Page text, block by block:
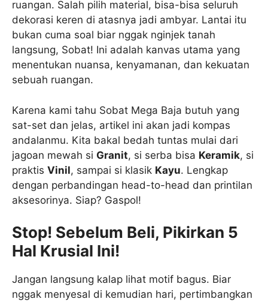
ruangan. Salah pilih material, bisa-bisa seluruh
dekorasi keren di atasnya jadi ambyar. Lantai itu
bukan cuma soal biar nggak nginjek tanah
langsung, Sobat! Ini adalah kanvas utama yang
menentukan nuansa, kenyamanan, dan kekuatan
sebuah ruangan.
Karena kami tahu Sobat Mega Baja butuh yang
sat-set dan jelas, artikel ini akan jadi kompas
andalanmu. Kita bakal bedah tuntas mulai dari
jagoan mewah si Granit, si serba bisa Keramik, si
praktis Vinil, sampai si klasik Kayu. Lengkap
dengan perbandingan head-to-head dan printilan
aksesorinya. Siap? Gaspol!
Stop! Sebelum Beli, Pikirkan 5
Hal Krusial Ini!
Jangan langsung kalap lihat motif bagus. Biar
nggak menyesal di kemudian hari, pertimbangkan